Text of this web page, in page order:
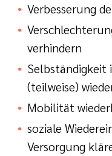
Verbesserung
verhindern
(teilweise)
Mobilität
soziale
Versorgung